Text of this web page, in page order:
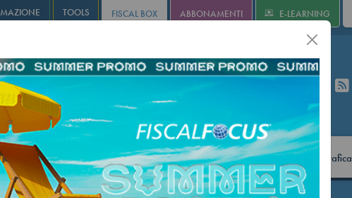
TOOLS FISCAL BOX ABBONAMENTI E-LEARNING
Infostudio Informa+ Agricoltura Revisione Infografica